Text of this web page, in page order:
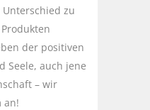
zu
der positiven
Seele, auch jene
– wir
an!